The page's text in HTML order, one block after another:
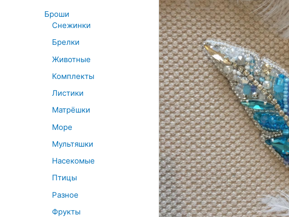
Броши
Снежинки
Брелки
Животные
Комплекты
Листики
Матрёшки
Море
Мультяшки
Насекомые
Птицы
Разное
Фрукты